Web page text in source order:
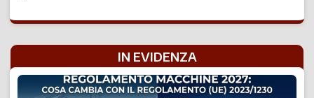
IN EVIDENZA